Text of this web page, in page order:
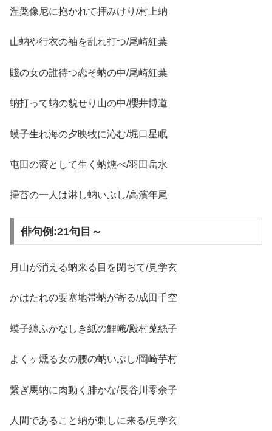
涅槃像尼に抱かれて拝みけり/村上蚋
山蚋や行衣の袖を乱れ打つ/尾崎紅葉
賤の女の誰待つ恋そ蚋の中/尾崎紅葉
蚋打って蚋の貌せり山の中/櫻井博道
蟆子生れ海の夕映牧に沁む/堀口星眠
屯田の裔として生く蚋燻べ/羽田岳水
掃苔の一人は淋し蚋いぶし/高濱年尾
俳句例:21句目～
月山が消える蚋来る目を閉ぢて/見学玄
かはたれの要塞地帯蚋が寄る/成田千空
蟆子纏ふかなしき紙の鯉幟/殿村莵絲子
よくヶ燻る女の腰の蚋いぶし/岡崎芋村
繋ぎ馬蚋に肉動く腓かな/長谷川零余子
人間であること蚋が刺しに来る/見学玄